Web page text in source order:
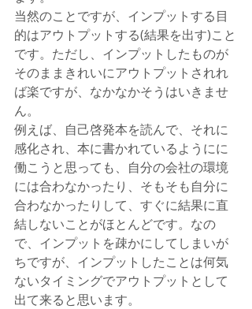
当然のことですが、インプットする目
的はアウトプットする(結果を出す)こと
です。ただし、インプットしたものが
そのままきれいにアウトプットされれ
ば楽ですが、なかなかそうはいきませ
ん。
例えば、自己啓発本を読んで、それに
感化され、本に書かれているようにに
働こうと思っても、自分の会社の環境
には合わなかったり、そもそも自分に
合わなかったりして、すぐに結果に直
結しないことがほとんどです。なの
で、インプットを疎かにしてしまいが
ちですが、インプットしたことは何気
ないタイミングでアウトプットとして
出て来ると思います。